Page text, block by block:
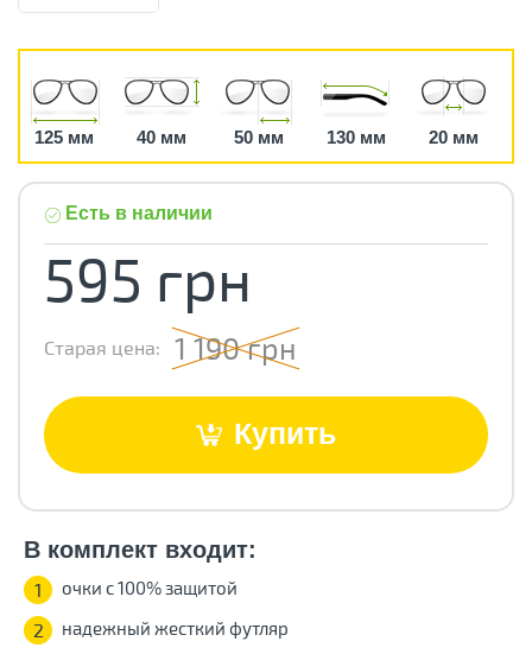
125 мм 40 мм 50 мм 130 мм 20 мм
Есть в наличии
595 грн
Старая цена: 1 190 грн
Купить
В комплект входит:
1 очки с 100% защитой
2 надежный жесткий футляр